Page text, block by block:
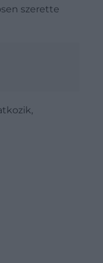
szerette